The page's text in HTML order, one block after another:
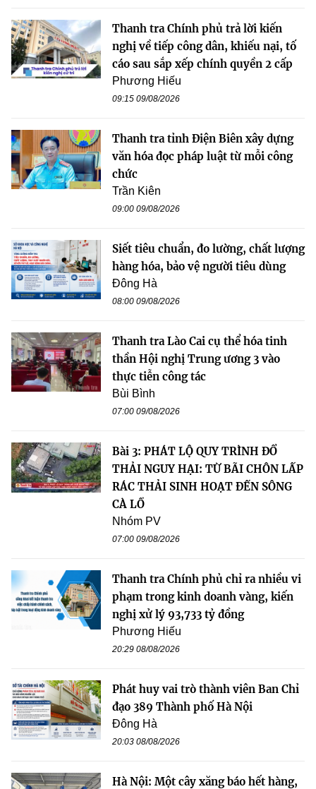
Thanh tra Chính phủ trả lời kiến
nghị về tiếp công dân, khiếu nại, tố
cáo sau sắp xếp chính quyền 2 cấp
Phương Hiếu
09:15 09/08/2026
Thanh tra tỉnh Điện Biên xây dựng
văn hóa đọc pháp luật từ mỗi công
chức
Trần Kiên
09:00 09/08/2026
Siết tiêu chuẩn, đo lường, chất lượng
hàng hóa, bảo vệ người tiêu dùng
Đông Hà
08:00 09/08/2026
Thanh tra Lào Cai cụ thể hóa tinh
thần Hội nghị Trung ương 3 vào
thực tiễn công tác
Bùi Bình
07:00 09/08/2026
Bài 3: PHÁT LỘ QUY TRÌNH ĐỔ
THẢI NGUY HẠI: TỪ BÃI CHÔN LẤP
RÁC THẢI SINH HOẠT ĐẾN SÔNG
CÀ LỒ
Nhóm PV
07:00 09/08/2026
Thanh tra Chính phủ chỉ ra nhiều vi
phạm trong kinh doanh vàng, kiến
nghị xử lý 93,733 tỷ đồng
Phương Hiếu
20:29 08/08/2026
Phát huy vai trò thành viên Ban Chỉ
đạo 389 Thành phố Hà Nội
Đông Hà
20:03 08/08/2026
Hà Nội: Một cây xăng báo hết hàng,